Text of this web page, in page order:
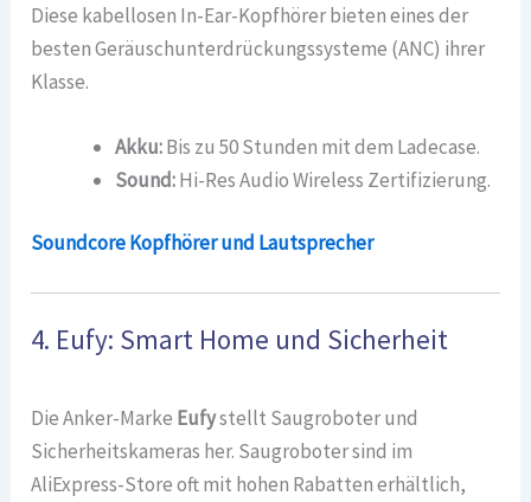
Diese kabellosen In-Ear-Kopfhörer bieten eines der
besten Geräuschunterdrückungssysteme (ANC) ihrer
Klasse.
Akku:Bis zu 50 Stunden mit dem Ladecase.
Sound:Hi-Res Audio Wireless Zertifizierung.
Soundcore Kopfhörer und Lautsprecher
4. Eufy: Smart Home und Sicherheit
Die Anker-Marke Eufystellt Saugroboter und
Sicherheitskameras her. Saugroboter sind im
AliExpress-Store oft mit hohen Rabatten erhältlich,